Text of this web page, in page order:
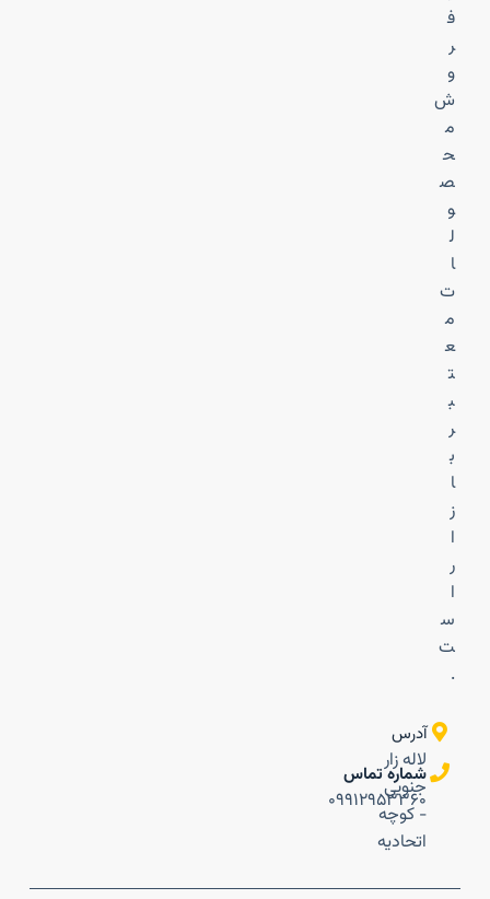
ف
ر
و
ش
م
ح
ص
و
ل
ا
ت
م
ع
ت
ب
ر
ب
ا
ز
ا
ر
ا
س
ت
.
آدرس
لاله زار
جنوبی
- کوچه
اتحادیه
شماره تماس
۰۹۹۱۲۹۵۳۳۶۰